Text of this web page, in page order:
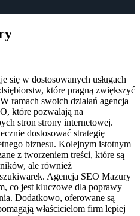
się w dostosowanych usługach
które pragną zwiększyć
ramach swoich działań agencja
które pozwalają na
stron strony internetowej.
dostosować strategię
biznesu. Kolejnym istotnym
z tworzeniem treści, które są
ale również
Agencja SEO Mazury
co jest kluczowe dla poprawy
Dodatkowo, oferowane są
właścicielom firm lepiej